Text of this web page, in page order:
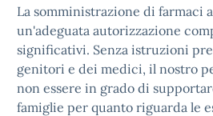
La somministrazione di farmaci
un'adeguata autorizzazione
significativi. Senza istruzioni
genitori e dei medici, il nostro
non essere in grado di
famiglie per quanto riguarda le